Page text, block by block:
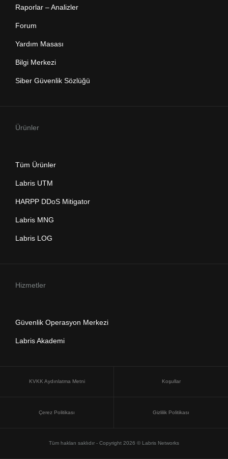
Raporlar – Analizler
Forum
Yardım Masası
Bilgi Merkezi
Siber Güvenlik Sözlüğü
Ürünler
Tüm Ürünler
Labris UTM
HARPP DDoS Mitigator
Labris MNG
Labris LOG
Hizmetler
Güvenlik Operasyon Merkezi
Labris Akademi
KVKK Aydınlatma Metni Koşullar
Çerez Politikası Gizlilik Politikası
Tüm hakları saklıdır - Copyright 2026 © Labris Networks